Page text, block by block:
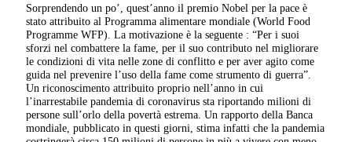
Sorprendendo un po’, quest’anno il premio Nobel per la pace è
stato attribuito al Programma alimentare mondiale (World Food
Programme WFP). La motivazione è la seguente : “Per i suoi
sforzi nel combattere la fame, per il suo contributo nel migliorare
le condizioni di vita nelle zone di conflitto e per aver agito come
guida nel prevenire l’uso della fame come strumento di guerra”.
Un riconoscimento attribuito proprio nell’anno in cui
l’inarrestabile pandemia di coronavirus sta riportando milioni di
persone sull’orlo della povertà estrema. Un rapporto della Banca
mondiale, pubblicato in questi giorni, stima infatti che la pandemia